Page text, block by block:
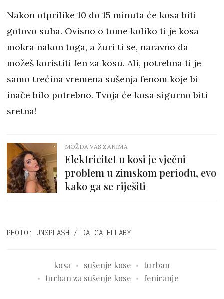
Nakon otprilike 10 do 15 minuta će kosa biti
gotovo suha. Ovisno o tome koliko ti je kosa
mokra nakon toga, a žuri ti se, naravno da
možeš koristiti fen za kosu. Ali, potrebna ti je
samo trećina vremena sušenja fenom koje bi
inače bilo potrebno. Tvoja će kosa sigurno biti
sretna!
MOŽDA VAS ZANIMA
Elektricitet u kosi je vječni
problem u zimskom periodu, evo
kako ga se riješiti
PHOTO: UNSPLASH / DAIGA ELLABY
kosa sušenje kose
turban
turban za sušenje kose
feniranje